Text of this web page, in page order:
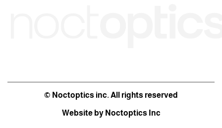
© Noctoptics inc. All rights reserved
Website by Noctoptics Inc